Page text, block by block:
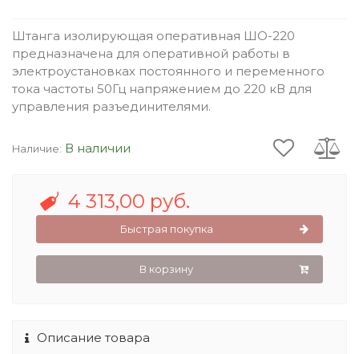
Штанга изолирующая оперативная ШО-220
предназначена для оперативной работы в
электроустановках постоянного и переменного
тока частоты 50Гц напряжением до 220 кВ для
управления разъединителями.
Наличие: В наличии
4 313,00 руб.
Быстрая покупка
В корзину
Описание товара